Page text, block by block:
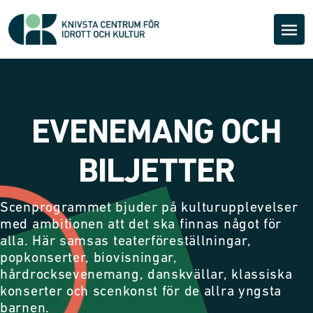
EVENEMANG OCH
BILJETTER
Scenprogrammet bjuder på kulturupplevelser
med ambitionen att det ska finnas något för
alla. Här samsas teaterföreställningar,
popkonserter, biovisningar,
hårdrocksevenemang, danskvällar, klassiska
konserter och scenkonst för de allra yngsta
barnen.